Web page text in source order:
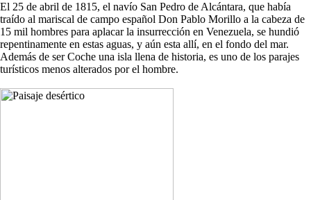
El 25 de abril de 1815, el navío San Pedro de Alcántara, que había
traído al mariscal de campo español Don Pablo Morillo a la cabeza de
15 mil hombres para aplacar la insurrección en Venezuela, se hundió
repentinamente en estas aguas, y aún esta allí, en el fondo del mar.
Además de ser Coche una isla llena de historia, es uno de los parajes
turísticos menos alterados por el hombre.